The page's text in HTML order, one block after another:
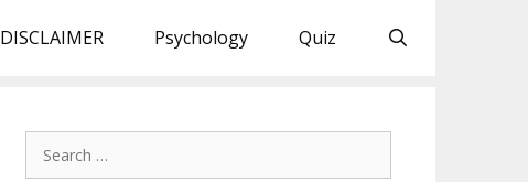
DISCLAIMER Psychology Quiz